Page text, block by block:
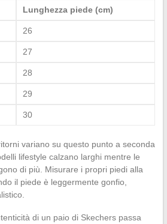
Lunghezza piede (cm)
26
27
28
29
30
variano su questo punto a seconda
lifestyle calzano larghi mentre le
di più. Misurare i propri piedi alla
il piede è leggermente gonfio,
di un paio di Skechers passa